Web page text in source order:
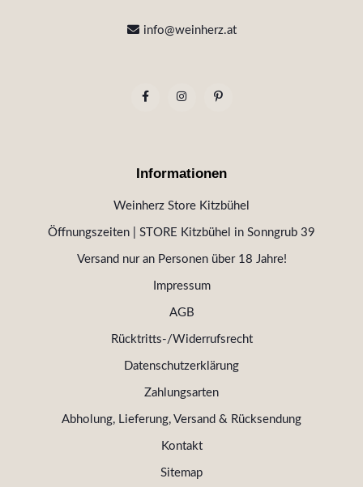
info@weinherz.at
Informationen
Weinherz Store Kitzbühel
Öffnungszeiten | STORE Kitzbühel in Sonngrub 39
Versand nur an Personen über 18 Jahre!
Impressum
AGB
Rücktritts-/Widerrufsrecht
Datenschutzerklärung
Zahlungsarten
Abholung, Lieferung, Versand & Rücksendung
Kontakt
Sitemap